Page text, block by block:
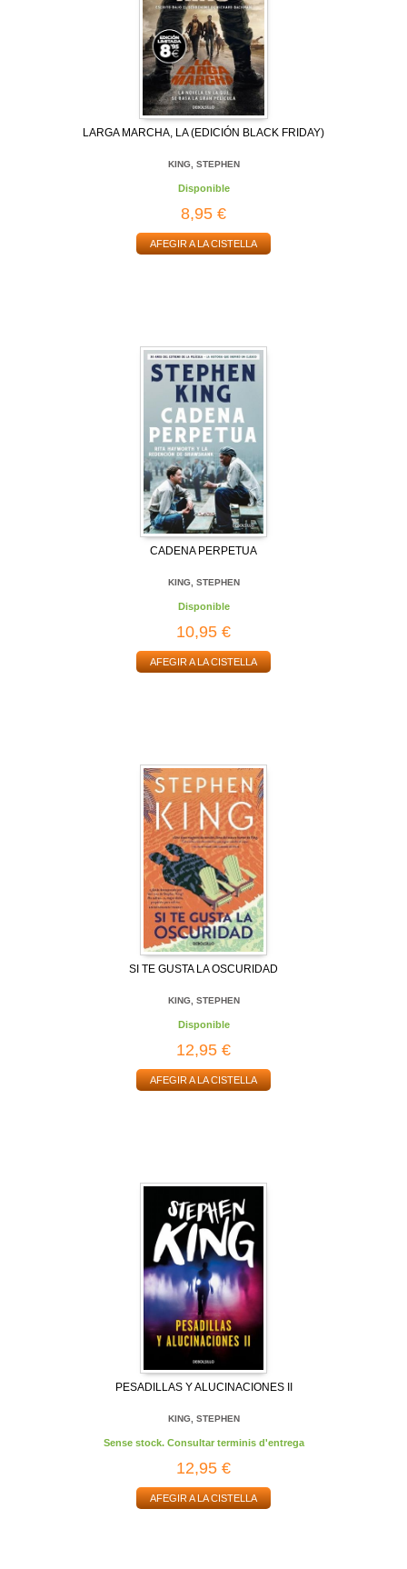
LARGA MARCHA, LA (EDICIÓN BLACK FRIDAY)
KING, STEPHEN
Disponible
8,95 €
AFEGIR A LA CISTELLA
CADENA PERPETUA
KING, STEPHEN
Disponible
10,95 €
AFEGIR A LA CISTELLA
SI TE GUSTA LA OSCURIDAD
KING, STEPHEN
Disponible
12,95 €
AFEGIR A LA CISTELLA
PESADILLAS Y ALUCINACIONES II
KING, STEPHEN
Sense stock. Consultar terminis d'entrega
12,95 €
AFEGIR A LA CISTELLA